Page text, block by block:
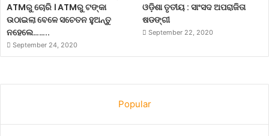
ATMରୁ ଚୋରି । ATMରୁ ଟଙ୍କା
ଉଠାଇଲା ବେଳେ ସଚେତନ ହୁଅନ୍ତୁ
ନହେଲେ……..
September 24, 2020
ଓଡ଼ିଶା ତୃତୀୟ : ସାଂସଦ ଅପରାଜିତା
ଷଡଙ୍ଗୀ
September 22, 2020
Popular